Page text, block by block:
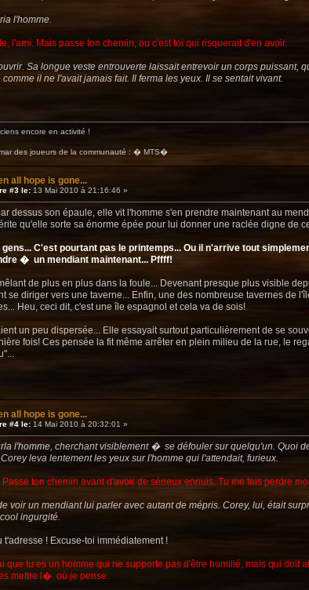
l'homme.
l'ami. Mais passe ton chemin, ou c'est toi qui risquerait d'en avoir.
Sa longue veste entrouverte laissait entrevoir un corps puissant,
il ne l'avait jamais fait. Il ferma les yeux. Il se sentait vivant.
encore en activité !
des joueurs de la communauté : � MTS�
all hope is gone...
#3 le: 13 Mai 2010 à 21:16:46 »
dessus son épaule, elle vit l'homme s'en prendre maintenant au
qu'elle sorte sa énorme épée pour lui donner une raclée digne de
C'est pourtant pas le printemps... Ou il n'arrive tout
� un mendiant maintenant... Pffff!
de plus en plus dans la foule... Devenant presque plus visible
se diriger vers une taverne... Enfin, une des nombreuse tavernes de
Heu, ceci dit, c'est une île espagnol et cela va de sois!
un peu dispersée... Elle essayait surtout particulièrement de se
fois! Ces pensée la fit même arrêter en plein milieu de la rue, le
all hope is gone...
#4 le: 14 Mai 2010 à 20:32:01 »
l'homme, cherchant visiblement � se défouler sur quelqu'un. Quoi
leva lentement les yeux sur l'homme qui l'attendait, furieux.
ton chemin avant d'avoir de sérieux ennuis. Tu me fais perdre
voir un mendiant lui parler avec autant de mépris. Corey, lui, était
ingurgité.
t'adresse ! Excuse-toi immédiatement !
que tu es un homme qui ne supporte pas d'être humilié, mais qui doit
mettre l� où je pense.